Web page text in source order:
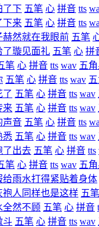
了下 五笔 心 拼音 tts
下来 五笔 心 拼音 tts
赫然就在我眼前 五笔
了璇见面礼 五笔 心 拼
笔 心 拼音 tts wav 五
五笔 心 拼音 tts wav
了 五笔 心 拼音 tts wav
来 五笔 心 拼音 tts wav
声音 五笔 心 拼音 tts
悉 五笔 心 拼音 tts wav
了出去 五笔 心 拼音 tts
笔 心 拼音 tts wav 五
给雨水打得紧贴着身体
袍人同样也是这样 五笔
全然不顾 五笔 心 拼音
斗 五笔 心 拼音 tts wav